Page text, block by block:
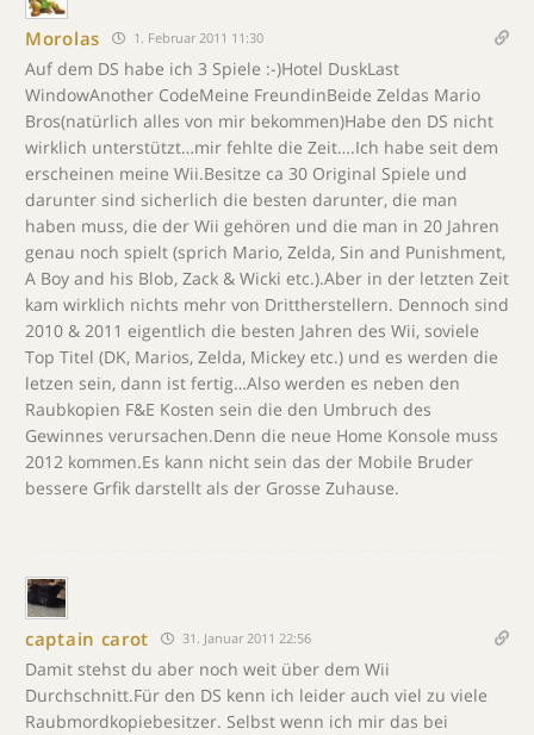
Morolas 1. Februar 2011 11:30
Auf dem DS habe ich 3 Spiele :-)Hotel DuskLast
WindowAnother CodeMeine FreundinBeide Zeldas Mario
Bros(natürlich alles von mir bekommen)Habe den DS nicht
wirklich unterstützt…mir fehlte die Zeit….Ich habe seit dem
erscheinen meine Wii.Besitze ca 30 Original Spiele und
darunter sind sicherlich die besten darunter, die man
haben muss, die der Wii gehören und die man in 20 Jahren
genau noch spielt (sprich Mario, Zelda, Sin and Punishment,
A Boy and his Blob, Zack & Wicki etc.).Aber in der letzten Zeit
kam wirklich nichts mehr von Drittherstellern. Dennoch sind
2010 & 2011 eigentlich die besten Jahren des Wii, soviele
Top Titel (DK, Marios, Zelda, Mickey etc.) und es werden die
letzen sein, dann ist fertig…Also werden es neben den
Raubkopien F&E Kosten sein die den Umbruch des
Gewinnes verursachen.Denn die neue Home Konsole muss
2012 kommen.Es kann nicht sein das der Mobile Bruder
bessere Grfik darstellt als der Grosse Zuhause.
captain carot 31. Januar 2011 22:56
Damit stehst du aber noch weit über dem Wii
Durchschnitt.Für den DS kenn ich leider auch viel zu viele
Raubmordkopiebesitzer. Selbst wenn ich mir das bei